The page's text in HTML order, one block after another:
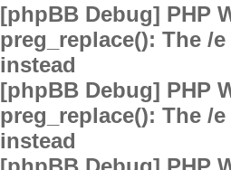
[phpBB Debug] PHP
preg_replace(): The /
instead
[phpBB Debug] PHP
preg_replace(): The /
instead